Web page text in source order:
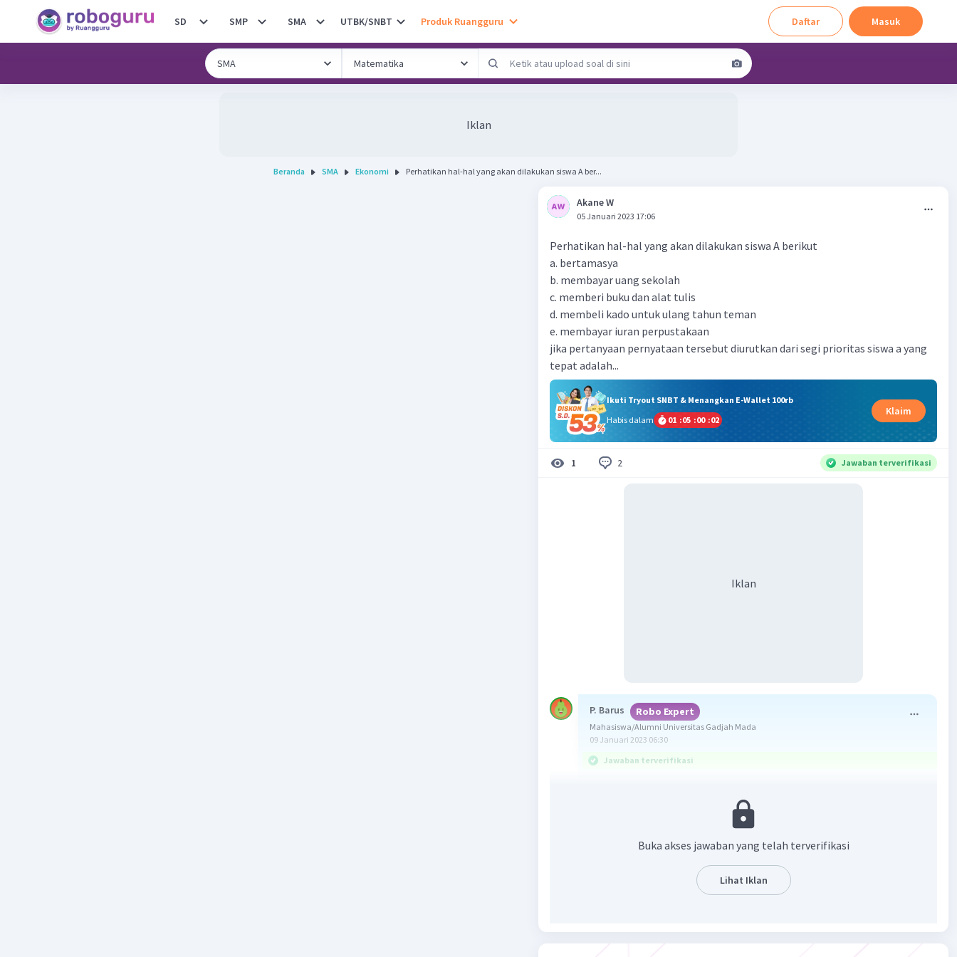
SD SMP SMA UTBK/SNBT Produk Ruangguru Daftar Masuk
Iklan
Beranda SMA Ekonomi Perhatikan hal-hal yang akan dilakukan siswa A ber...
Akane W
05 Januari 2023 17:06
Perhatikan hal-hal yang akan dilakukan siswa A berikut
a. bertamasya
b. membayar uang sekolah
c. memberi buku dan alat tulis
d. membeli kado untuk ulang tahun teman
e. membayar iuran perpustakaan
jika pertanyaan pernyataan tersebut diurutkan dari segi prioritas siswa a yang
tepat adalah...
Ikuti Tryout SNBT & Menangkan E-Wallet 100rb
Habis dalam
01 :05 :00 :01
Klaim
1 2 Jawaban terverifikasi
Iklan
P. Barus Robo Expert
Mahasiswa/Alumni Universitas Gadjah Mada
09 Januari 2023 06:30
Jawaban terverifikasi
alat tulis, e. membayar iuran perpustakaan, a. bertamasya, d.
membeli kado untuk ulang tahun teman.
Skala prioritas merupakan suatu urutan daftar kebutuhan yang harus
dibuat agar kebutuhan dapat terpenuhi. Skala prioritas pelajar
antara lain: 1. Uang sekolah 2. Buku dan alat tulis 3. Iuran
Buka akses jawaban yang telah terverifikasi
Lihat Iklan